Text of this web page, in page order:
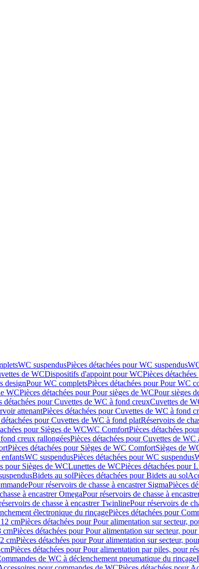
WC suspendusPièces détachées pour WC suspendus
de WCDispositifs d'appoint pour WCPièces
designPour WC completsPièces détachées pour Pour WC
WCPièces détachées pour Pour sièges de WCPour sièges
détachées pour Cuvettes de WC à fond creuxCuvettes de
attenantPièces détachées pour Cuvettes de WC à fond
détachées pour Cuvettes de WC à fond platRéservoirs de
pour Sièges de WCWC ComfortPièces détachées
creux rallongéesPièces détachées pour Cuvettes de
Pièces détachées pour Sièges de WC ComfortSièges de
WC suspendusPièces détachées pour WC suspendus
pour Sièges de WCLunettes de WCPièces détachées pour
Bidets au solPièces détachées pour Bidets au sol
Pour réservoirs de chasse à encastrer SigmaPièces
à encastrer OmegaPour réservoirs de chasse à
de chasse à encastrer TwinlinePour réservoirs de
électronique du rinçagePièces détachées pour
cmPièces détachées pour Pour alimentation sur secteur,
cmPièces détachées pour Pour alimentation sur secteur,
cmPièces détachées pour Pour alimentation sur secteur,
Pièces détachées pour Pour alimentation par piles, pour
de WC à déclenchement pneumatique du rinçage